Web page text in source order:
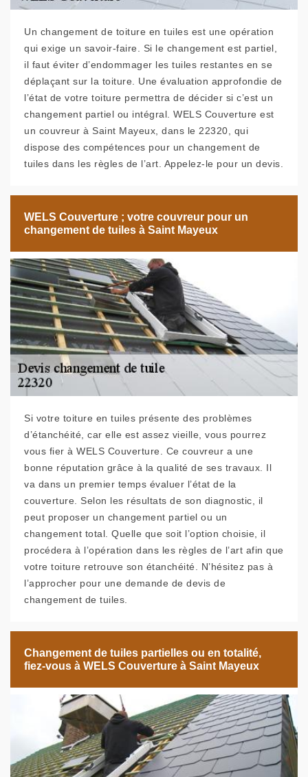
Un changement de toiture en tuiles est une opération
qui exige un savoir-faire. Si le changement est partiel,
il faut éviter d’endommager les tuiles restantes en se
déplaçant sur la toiture. Une évaluation approfondie de
l’état de votre toiture permettra de décider si c’est un
changement partiel ou intégral. WELS Couverture est
un couvreur à Saint Mayeux, dans le 22320, qui
dispose des compétences pour un changement de
tuiles dans les règles de l’art. Appelez-le pour un devis.
WELS Couverture ; votre couvreur pour un
changement de tuiles à Saint Mayeux
Si votre toiture en tuiles présente des problèmes
d’étanchéité, car elle est assez vieille, vous pourrez
vous fier à WELS Couverture. Ce couvreur a une
bonne réputation grâce à la qualité de ses travaux. Il
va dans un premier temps évaluer l’état de la
couverture. Selon les résultats de son diagnostic, il
peut proposer un changement partiel ou un
changement total. Quelle que soit l’option choisie, il
procédera à l’opération dans les règles de l’art afin que
votre toiture retrouve son étanchéité. N’hésitez pas à
l’approcher pour une demande de devis de
changement de tuiles.
Changement de tuiles partielles ou en totalité,
fiez-vous à WELS Couverture à Saint Mayeux